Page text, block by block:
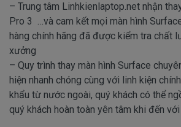
– Trung tâm Linhkienlaptop.net nhận
Pro 3 …và cam kết mọi màn hình
hàng chính hãng đã được kiểm tra chất
xưởng
– Quy trình thay màn hình Surface
hiện nhanh chóng cùng với linh kiện
khẩu từ nước ngoài, quý khách có thể
quý khách hoàn toàn yên tâm khi đến